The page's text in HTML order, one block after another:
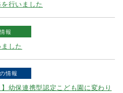
行いました
報
した
情報
幼保連携型認定こども園に変わり